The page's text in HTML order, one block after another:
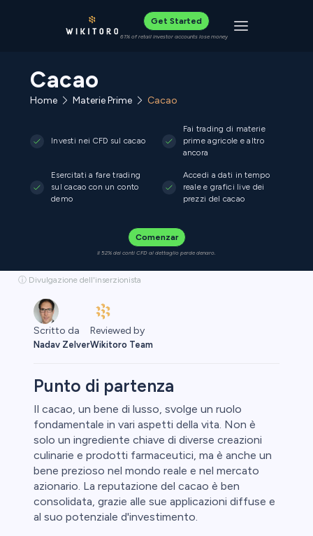
Get Started
61% of retail investor accounts lose money Toggle
Cacao
Home Materie Prime Cacao
Investi nei CFD sul cacao
Fai trading di materie
prime agricole e altro
ancora
Esercitati a fare trading
sul cacao con un conto
demo
Accedi a dati in tempo
reale e grafici live dei
prezzi del cacao
Comenzar
Il 52% dei conti CFD al dettaglio perde denaro.
ⓘ Divulgazione dell'inserzionista
Scritto da
Nadav Zelver
Reviewed by
Wikitoro Team
Punto di partenza
Il cacao, un bene di lusso, svolge un ruolo
fondamentale in vari aspetti della vita. Non è
solo un ingrediente chiave di diverse creazioni
culinarie e prodotti farmaceutici, ma è anche un
bene prezioso nel mondo reale e nel mercato
azionario. La reputazione del cacao è ben
consolidata, grazie alle sue applicazioni diffuse e
al suo potenziale d'investimento.